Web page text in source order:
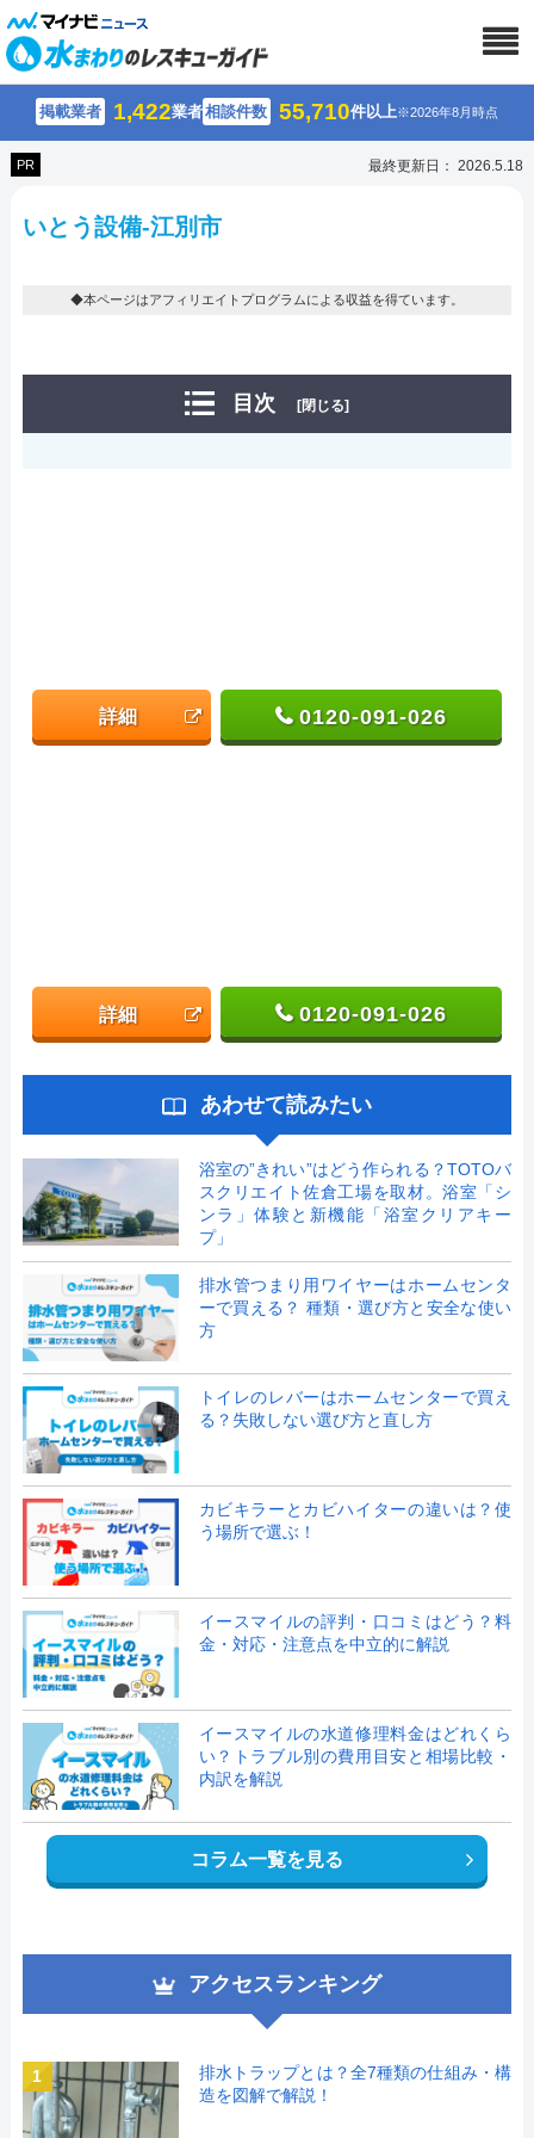
掲載業者 1,422業者相談件数 55,710件以上※2026年8月時点
PR 最終更新日： 2026.5.18
いとう設備-江別市
◆本ページはアフィリエイトプログラムによる収益を得ています。
目次 [閉じる]
詳細 0120-091-026
詳細 0120-091-026
あわせて読みたい
浴室の”きれい”はどう作られる？TOTOバ
スクリエイト佐倉工場を取材。浴室「シ
ンラ」体験と新機能「浴室クリアキー
プ」
排水管つまり用ワイヤーはホームセンタ
ーで買える？ 種類・選び方と安全な使い
方
トイレのレバーはホームセンターで買え
る？失敗しない選び方と直し方
カビキラーとカビハイターの違いは？使
う場所で選ぶ！
イースマイルの評判・口コミはどう？料
金・対応・注意点を中立的に解説
イースマイルの水道修理料金はどれくら
い？トラブル別の費用目安と相場比較・
内訳を解説
コラム一覧を見る
アクセスランキング
1
排水トラップとは？全7種類の仕組み・構
造を図解で解説！